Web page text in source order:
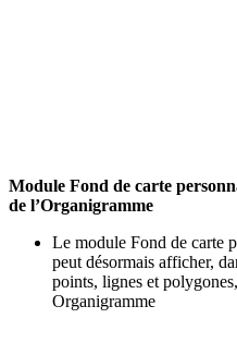
Module Fond de carte
de l’Organigramme
Le module Fond de carte
peut désormais afficher,
points, lignes et
Organigramme